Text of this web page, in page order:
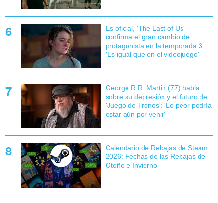
Es oficial, 'The Last of Us'
confirma el gran cambio de
protagonista en la temporada 3:
'Es igual que en el videojuego'
George R.R. Martin (77) habla
sobre su depresión y el futuro de
'Juego de Tronos': 'Lo peor podría
estar aún por venir'
Calendario de Rebajas de Steam
2026: Fechas de las Rebajas de
Otoño e Invierno